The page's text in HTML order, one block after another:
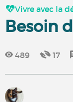
Vivre avec la
Besoin
489 17